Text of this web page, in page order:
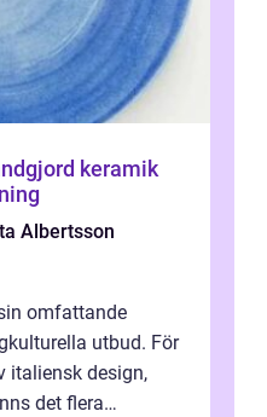
keramik
Albertsson
omfattande
utbud. För
italiensk design,
det flera